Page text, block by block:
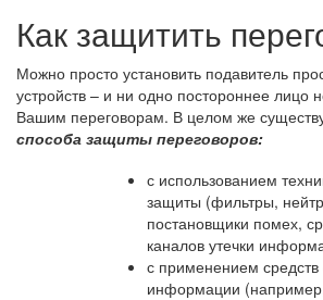
Как защитить
Можно просто установить подавитель
устройств – и ни одно постороннее лицо
Вашим переговорам. В целом же
способа защиты переговоров:
с использованием
защиты (фильтры,
постановщики помех,
каналов утечки
с применением
информации